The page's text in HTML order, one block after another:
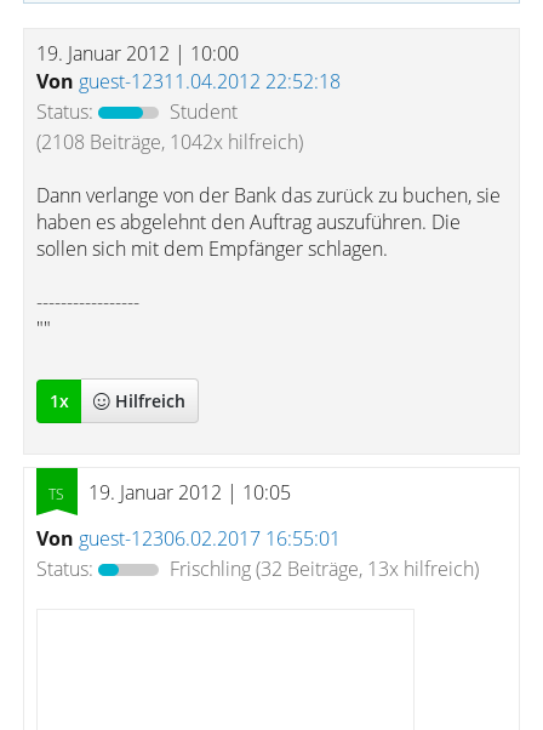
19. Januar 2012 | 10:00
Von guest-12311.04.2012 22:52:18
Status:
Student
(2108 Beiträge, 1042x hilfreich)
Dann verlange von der Bank das zurück zu buchen, sie
haben es abgelehnt den Auftrag auszuführen. Die
sollen sich mit dem Empfänger schlagen.
-----------------
""
1x Hilfreich
19. Januar 2012 | 10:05
Von guest-12306.02.2017 16:55:01
Status:
Frischling(32 Beiträge, 13x hilfreich)